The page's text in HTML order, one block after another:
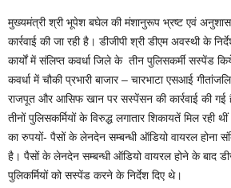
मुख्यमंत्री श्री भूपेश बघेल की मंशानुरूप भ्रष्ट एवं
कार्रवाई की जा रही है। डीजीपी श्री डीएम अवस्थी के
कार्यों में संलिप्त कवर्धा जिले के तीन पुलिसकर्मी सस्पेंड
कवर्धा में चौकी प्रभारी बाजार – चारभाटा एसआई
राजपूत और आसिफ खान पर सस्पेंसन की कार्रवाई की गई
तीनों पुलिसकर्मियों के विरुद्ध लगातार शिकायतें मिल रही
का रुपयों- पैसों के लेनदेन सम्बन्धी ऑडियो वायरल होना
है। पैसों के लेनदेन सम्बन्धी ऑडियो वायरल होने के बाद
पुलिकर्मियों को सस्पेंड करने के निर्देश दिए थे।